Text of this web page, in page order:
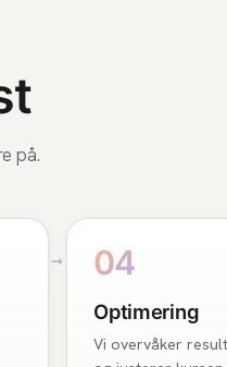
på.
04
Optimering
Vi overvåker